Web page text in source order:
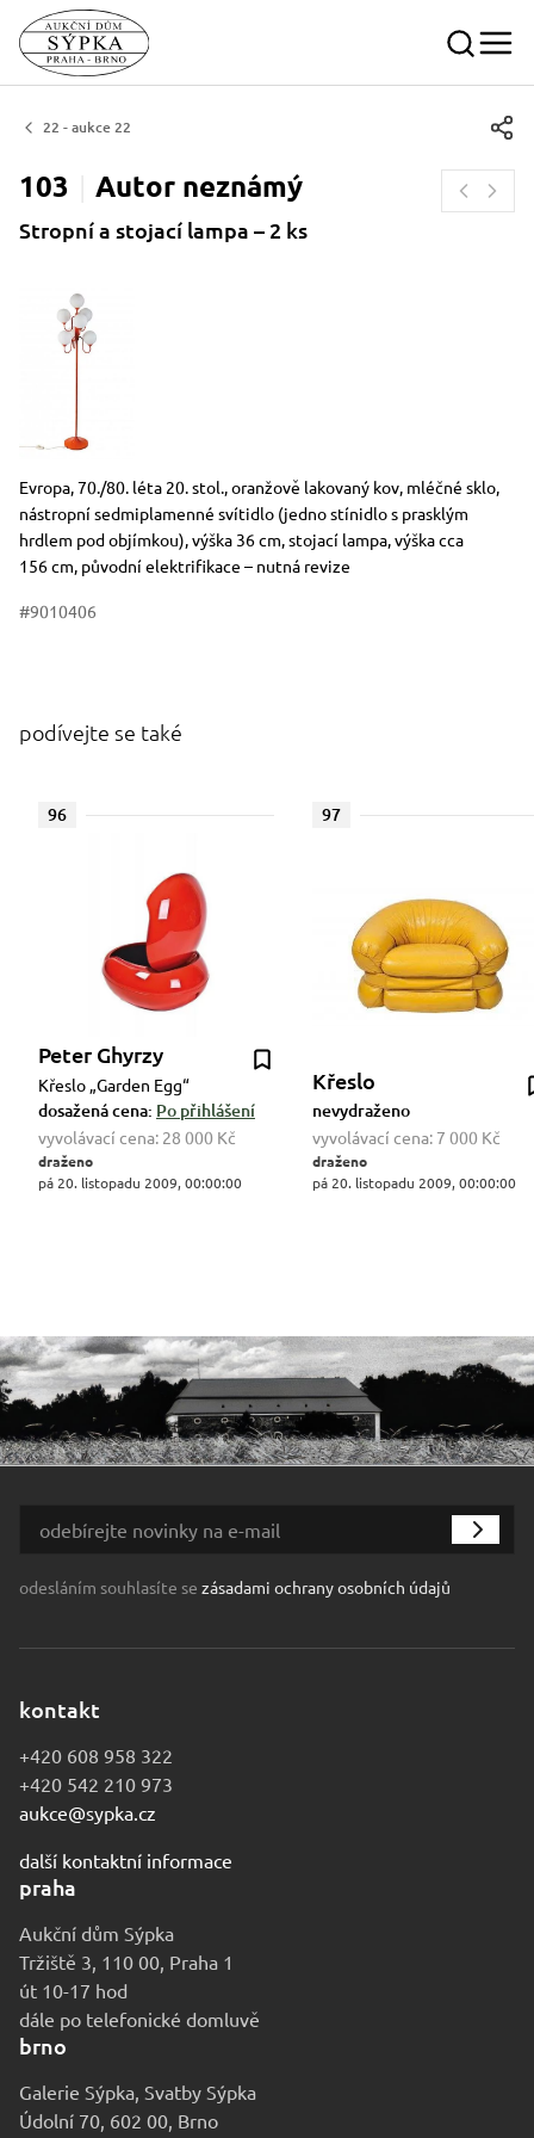
22 - aukce 22
103 Autor neznámý
Stropní a stojací lampa – 2 ks
Rozměry
Stručný popis předmětu
Evropa, 70./80. léta 20. stol., oranžově lakovaný kov, mléčné sklo,
nástropní sedmiplamenné svítidlo (jedno stínidlo s prasklým
hrdlem pod objímkou), výška 36 cm, stojací lampa, výška cca
156 cm, původní elektrifikace – nutná revize
#9010406
podívejte se také
96
Peter Ghyrzy
Křeslo „Garden Egg“
dosažená cena: Po přihlášení
vyvolávací cena: 28 000 Kč
draženo
pá 20. listopadu 2009, 00:00:00
97
Křeslo
nevydraženo
vyvolávací cena: 7 000 Kč
draženo
pá 20. listopadu 2009, 00:00:00
odesláním souhlasíte se zásadami ochrany osobních údajů
kontakt
+420 608 958 322
+420 542 210 973
aukce@sypka.cz
další kontaktní informace
praha
Aukční dům Sýpka
Tržiště 3, 110 00, Praha 1
út 10-17 hod
dále po telefonické domluvě
brno
Galerie Sýpka, Svatby Sýpka
Údolní 70, 602 00, Brno